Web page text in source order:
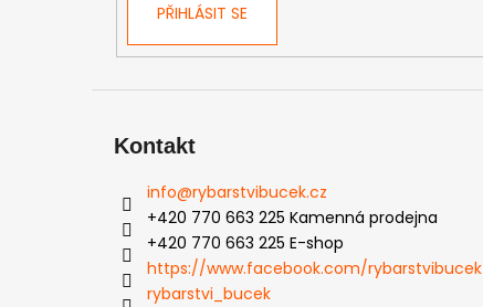
PŘIHLÁSIT SE
Kontakt
info@rybarstvibucek.cz
+420 770 663 225 Kamenná prodejna
+420 770 663 225 E-shop
https://www.facebook.com/rybarstvibucek
rybarstvi_bucek